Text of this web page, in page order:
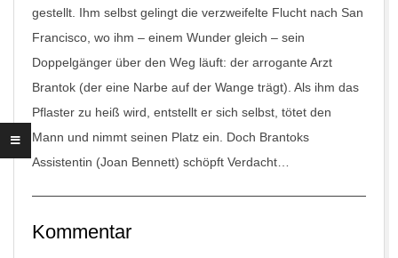
gestellt. Ihm selbst gelingt die verzweifelte Flucht nach San
Francisco, wo ihm – einem Wunder gleich – sein
Doppelgänger über den Weg läuft: der arrogante Arzt
Brantok (der eine Narbe auf der Wange trägt). Als ihm das
Pflaster zu heiß wird, entstellt er sich selbst, tötet den
Mann und nimmt seinen Platz ein. Doch Brantoks
Assistentin (Joan Bennett) schöpft Verdacht…
Kommentar